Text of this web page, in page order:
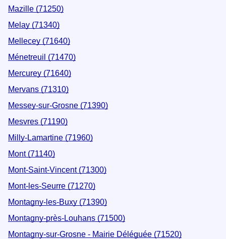
Mazille (71250)
Melay (71340)
Mellecey (71640)
Ménetreuil (71470)
Mercurey (71640)
Mervans (71310)
Messey-sur-Grosne (71390)
Mesvres (71190)
Milly-Lamartine (71960)
Mont (71140)
Mont-Saint-Vincent (71300)
Mont-les-Seurre (71270)
Montagny-les-Buxy (71390)
Montagny-près-Louhans (71500)
Montagny-sur-Grosne - Mairie Déléguée (71520)